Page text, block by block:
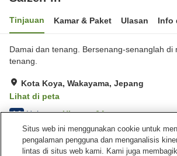
Tinjauan Kamar & Paket Ulasan Info
Damai dan tenang. Bersenang-senanglah di
tenang.
Kota Koya, Wakayama, Jepang
Lihat di peta
4.6 Hebat Ulasan:64
Fasilitas properti
Situs web ini menggunakan cookie untuk
pengalaman pengguna dan menganalisis
lintas di situs web kami. Kami juga